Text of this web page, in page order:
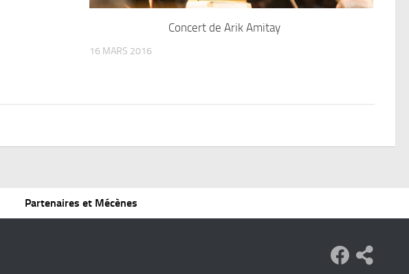
Concert de Arik Amitay
16 MARS 2016
Partenaires et Mécènes